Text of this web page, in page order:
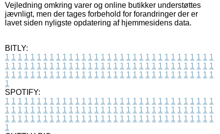
Vejledning omkring varer og online butikker understøttes
jævnligt, men der tages forbehold for forandringer der er
lavet siden nyligste opdatering af hjemmesidens data.
BITLY:
1 1 1 1 1 1 1 1 1 1 1 1 1 1 1 1 1 1 1 1 1 1 1 1 1 1 1 1 1 1 1 1 1
1 1 1 1 1 1 1 1 1 1 1 1 1 1 1 1 1 1 1 1 1 1 1 1 1 1 1 1 1 1 1 1 1
1 1 1 1 1 1 1 1 1 1 1 1 1 1 1 1 1 1 1 1 1 1 1 1 1 1 1 1 1 1 1 1 1
1
SPOTIFY:
1 1 1 1 1 1 1 1 1 1 1 1 1 1 1 1 1 1 1 1 1 1 1 1 1 1 1 1 1 1 1 1 1
1 1 1 1 1 1 1 1 1 1 1 1 1 1 1 1 1 1 1 1 1 1 1 1 1 1 1 1 1 1 1 1 1
1 1 1 1 1 1 1 1 1 1 1 1 1 1 1 1 1 1 1 1 1 1 1 1 1 1 1 1 1 1 1 1 1
1